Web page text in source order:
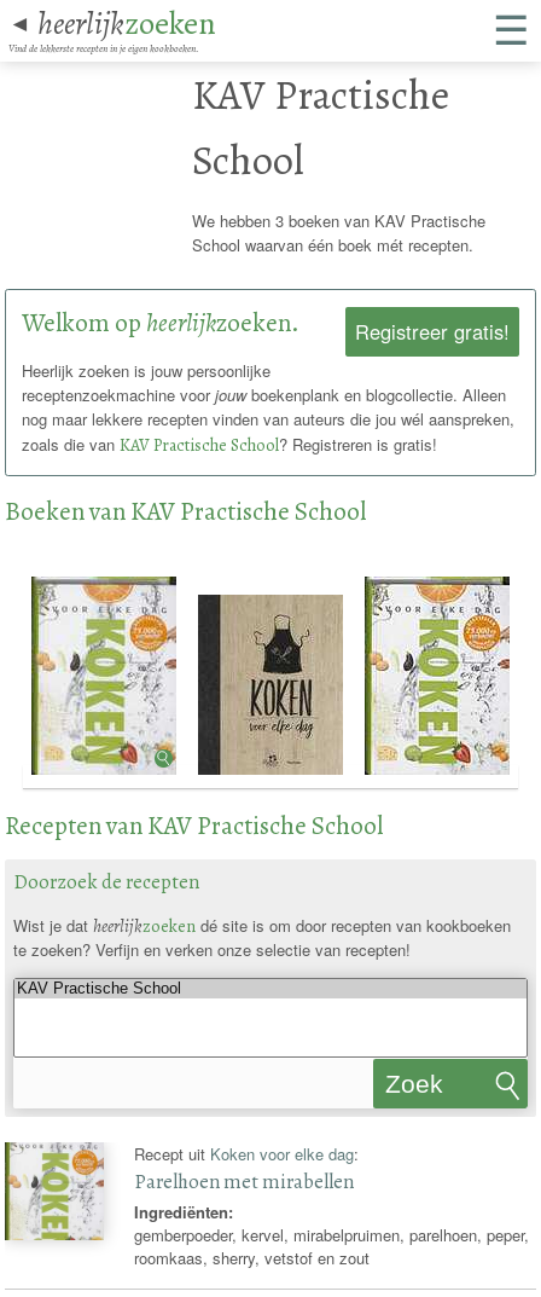
◄ heerlijkzoeken
Vind de lekkerste recepten in je eigen kookboeken. ☰
KAV Practische
School
We hebben 3 boeken van KAV Practische
School waarvan één boek mét recepten.
Registreer gratis!
Welkom op heerlijkzoeken.
Heerlijk zoeken is jouw persoonlijke
receptenzoekmachine voorjouwboekenplank en blogcollectie. Alleen
nog maar lekkere recepten vinden van auteurs die jou wél aanspreken,
zoals die van KAV Practische School? Registreren is gratis!
Boeken van KAV Practische School
Recepten van KAV Practische School
Doorzoek de recepten
Wist je dat heerlijkzoekendé site is om door recepten van kookboeken
te zoeken? Verfijn en verken onze selectie van recepten!
Zoek
Recept uit Koken voor elke dag:
Parelhoen met mirabellen
Ingrediënten:
gemberpoeder, kervel, mirabelpruimen, parelhoen, peper,
roomkaas, sherry, vetstof en zout